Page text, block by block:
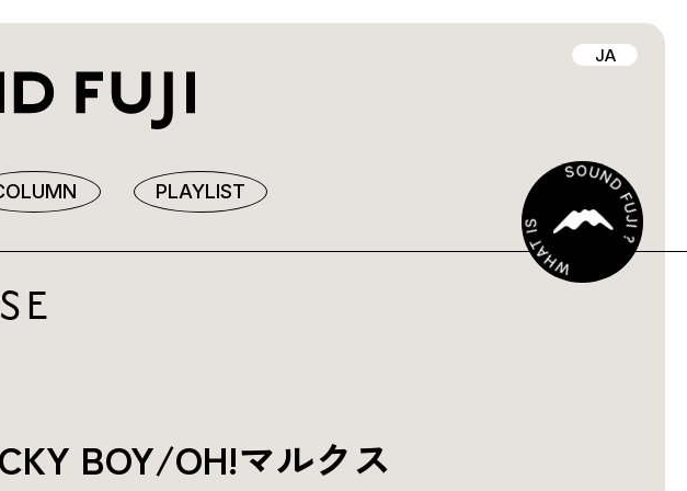
PLAYLIST
JA
BOY/OH!マルクス